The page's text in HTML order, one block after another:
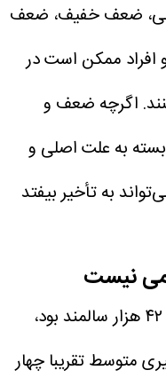
ضعف خفیف، ضعف
ممکن است در
اگرچه ضعف و
به علت اصلی و
به تأخیر بیفتد
نیست
یک بررسی بزرگ که شامل بیش از ۴۲ هزار سالمند بود،
متوسط ‌تقریبا چهار